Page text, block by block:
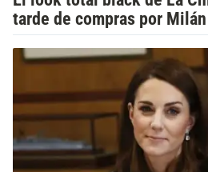
tarde de compras por Milán